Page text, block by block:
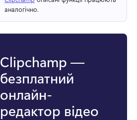
аналогічно.
Clipchamp —
безплатний
онлайн-
редактор відео